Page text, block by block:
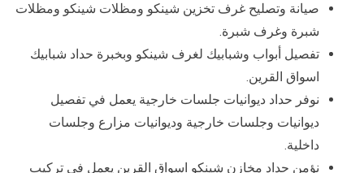
صيانة وتصليح غرف تخزين شينكو ومظلات شينكو ومظلات
شبرة وغرف شبرة.
تفصيل أبواب وشبابيك لغرف شينكو وبخبرة حداد شبابيك
اسواق القرين.
نوفر حداد ديوانيات جلسات خارجية يعمل في تفصيل
ديوانيات وجلسات خارجية وديوانيات مزارع وجلسات
داخلية.
نؤمن حداد مخازن شينكو اسواق القرين يعمل في تركيب